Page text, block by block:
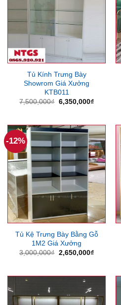
Tủ Kính Trưng Bày
Showrom Giá Xưởng
KTB011
7,500,000₫ Giá
6,350,000₫Giá
-12%
Tủ Kệ Trưng Bày Bằng Gỗ
1M2 Giá Xưởng
3,000,000₫ Giá
2,650,000₫Giá